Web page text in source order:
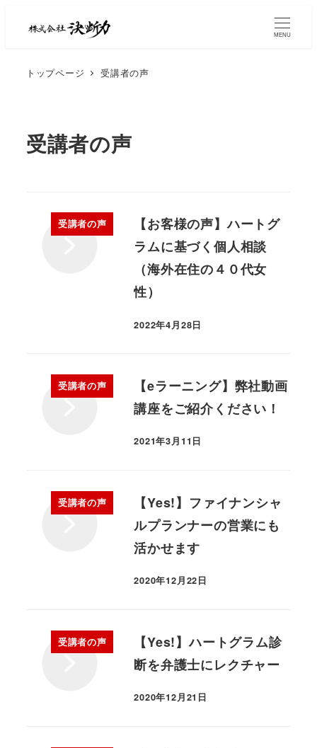
MENU
トップページ 受講者の声
受講者の声
受講者の声
【お客様の声】ハートグ
ラムに基づく個人相談
（海外在住の４０代女
性）
2022年4月28日
受講者の声
【eラーニング】弊社動画
講座をご紹介ください！
2021年3月11日
受講者の声
【Yes!】ファイナンシャ
ルプランナーの営業にも
活かせます
2020年12月22日
受講者の声
【Yes!】ハートグラム診
断を弁護士にレクチャー
2020年12月21日